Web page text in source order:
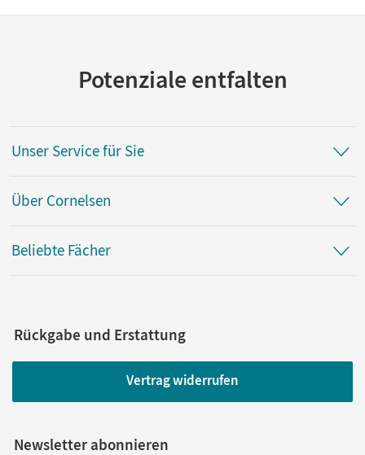
Potenziale entfalten
Unser Service für Sie
Über Cornelsen
Beliebte Fächer
Rückgabe und Erstattung
Vertrag widerrufen
Newsletter abonnieren